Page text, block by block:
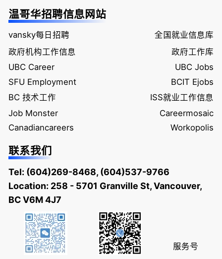
温哥华招聘信息网站
vansky每日招聘
全国就业信息库
政府机构工作信息
政府工作库
UBC Career
UBC Jobs
SFU Employment
BCIT Ejobs
BC 技术工作
ISS就业工作信息
Job Monster
Careermosaic
Canadiancareers
Workopolis
联系我们
Tel: (604)269-8468, (604)537-9766
Location: 258 - 5701 Granville St, Vancouver,
BC V6M 4J7
服务号